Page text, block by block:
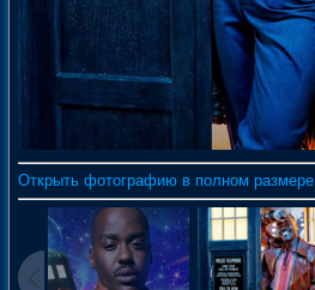
Открыть фотографию в полном размере